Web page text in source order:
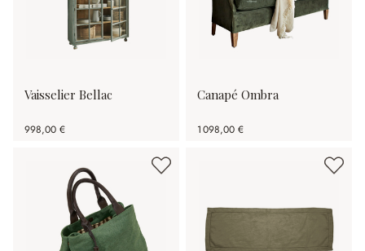
Vaisselier Bellac
998,00 €
Canapé Ombra
1 098,00 €